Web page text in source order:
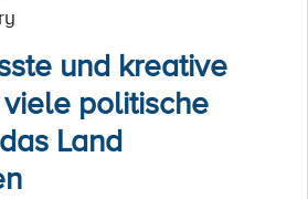
und kreative
politische
Land